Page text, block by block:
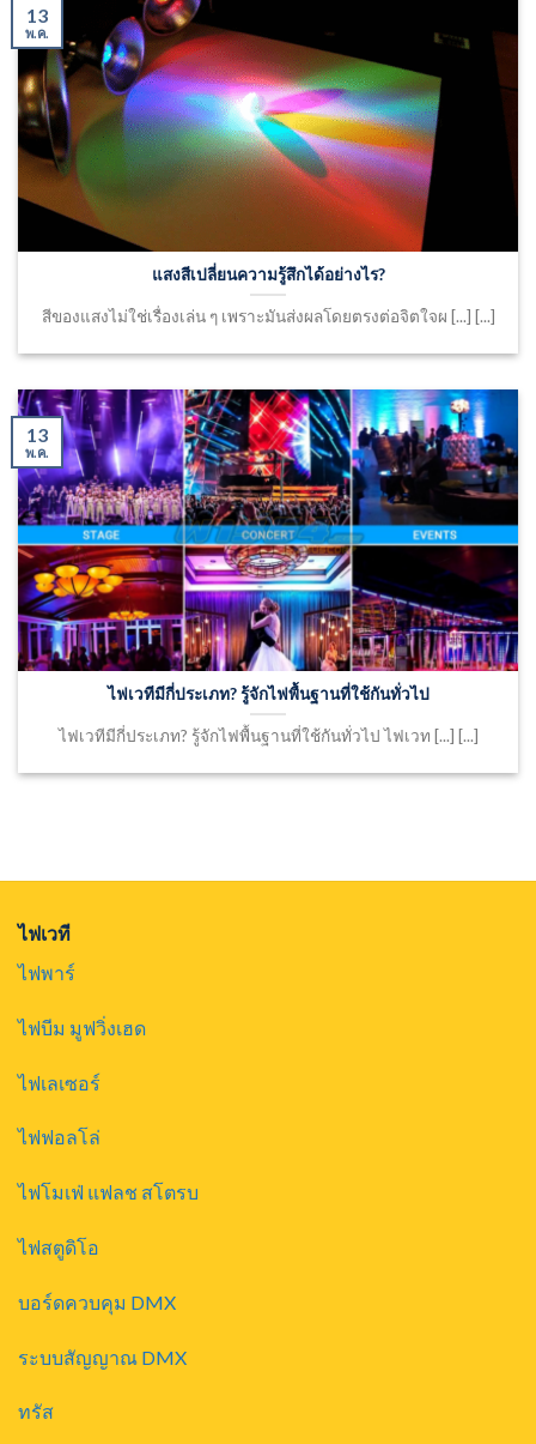
แสงสีเปลี่ยนความรู้สึกได้อย่างไร?
สีของแสงไม่ใช่เรื่องเล่น ๆ เพราะมันส่งผลโดยตรงต่อจิตใจผ [...] [...]
13
พ.ค.
ไฟเวทีมีกี่ประเภท? รู้จักไฟพื้นฐานที่ใช้กันทั่วไป
ไฟเวทีมีกี่ประเภท? รู้จักไฟพื้นฐานที่ใช้กันทั่วไป ไฟเวท [...] [...]
13
พ.ค.
ไฟเวที
ไฟพาร์
ไฟบีม มูฟวิ่งเฮด
ไฟเลเซอร์
ไฟฟอลโล่
ไฟโมเฟ่ แฟลช สโตรบ
ไฟสตูดิโอ
บอร์ดควบคุม DMX
ระบบสัญญาณ DMX
ทรัส